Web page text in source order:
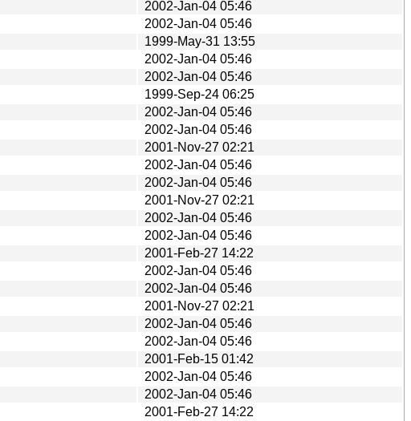
2002-Jan-04 05:46
2002-Jan-04 05:46
1999-May-31 13:55
2002-Jan-04 05:46
2002-Jan-04 05:46
1999-Sep-24 06:25
2002-Jan-04 05:46
2002-Jan-04 05:46
2001-Nov-27 02:21
2002-Jan-04 05:46
2002-Jan-04 05:46
2001-Nov-27 02:21
2002-Jan-04 05:46
2002-Jan-04 05:46
2001-Feb-27 14:22
2002-Jan-04 05:46
2002-Jan-04 05:46
2001-Nov-27 02:21
2002-Jan-04 05:46
2002-Jan-04 05:46
2001-Feb-15 01:42
2002-Jan-04 05:46
2002-Jan-04 05:46
2001-Feb-27 14:22